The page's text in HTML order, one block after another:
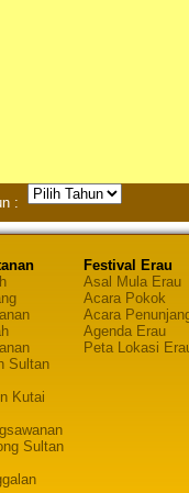
:
Sultan
Kutai
Sultan
Festival Erau
Asal Mula Erau
Acara Pokok
Acara
Agenda Erau
Peta Lokasi